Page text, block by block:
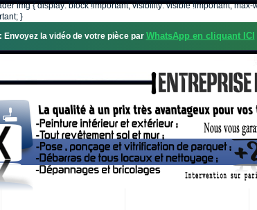
img { display: block !important; visibility: visible !important;
}
Envoyez la vidéo de votre pièce par WhatsApp en cliquant ICI